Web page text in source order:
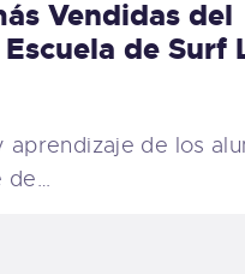
Vendidas del
de Surf
aprendizaje de los
de…